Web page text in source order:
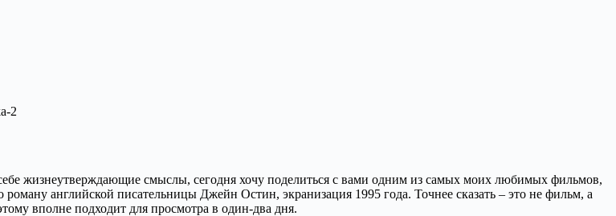
жизнеутверждающие смыслы, сегодня хочу поделиться с вами одним из самых моих любимых фильмов,
английской писательницы Джейн Остин, экранизация 1995 года. Точнее сказать – это не фильм, а
вполне подходит для просмотра в один-два дня.